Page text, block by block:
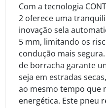
Com a tecnologia
2 oferece uma
inovação sela
5 mm, limitando os
condução mais
de borracha garante
seja em estradas
ao mesmo tempo que
energética. Este pneu